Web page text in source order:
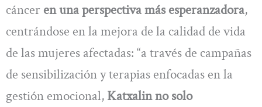
cáncer en una perspectiva más esperanzadora,
centrándose en la mejora de la calidad de vida
de las mujeres afectadas: “a través de campañas
de sensibilización y terapias enfocadas en la
gestión emocional, Katxalin no solo